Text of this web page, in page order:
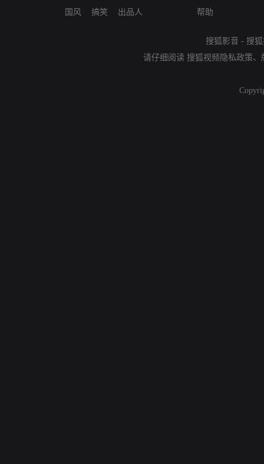
国风
搞笑
出品人
帮助
搜狐影音 - 搜
请仔细阅读 搜狐视频隐私政策、